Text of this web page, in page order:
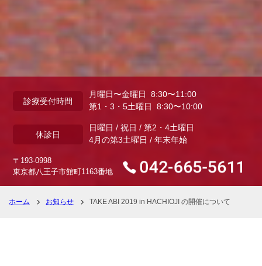
診療受付時間
月曜日〜金曜日 8:30〜11:00
第1・3・5土曜日 8:30〜10:00
休診日
日曜日 / 祝日 / 第2・4土曜日
4月の第3土曜日 / 年末年始
〒193-0998
東京都八王子市館町1163番地
ホーム お知らせ TAKE ABI 2019 in HACHIOJI の開催について